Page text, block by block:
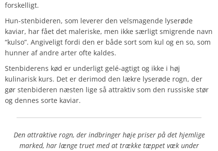
forskelligt.
Hun-stenbideren, som leverer den velsmagende lyserøde
kaviar, har fået det maleriske, men ikke særligt smigrende navn
“kulso”. Angiveligt fordi den er både sort som kul og en so, som
hunner af andre arter ofte kaldes.
Stenbiderens kød er underligt gelé-agtigt og ikke i høj
kulinarisk kurs. Det er derimod den lækre lyserøde rogn, der
gør stenbideren næsten lige så attraktiv som den russiske stør
og dennes sorte kaviar.
Den attraktive rogn, der indbringer høje priser på det hjemlige
marked, har længe truet med at trække tæppet væk under